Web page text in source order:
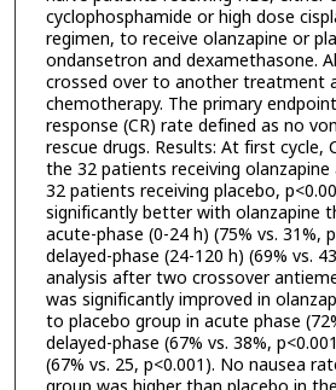
cyclophosphamide or high dose
regimen, to receive olanzapine or
ondansetron and dexamethasone.
crossed over to another treatment
chemotherapy. The primary
response (CR) rate defined as no
rescue drugs. Results: At first cycle,
the 32 patients receiving
32 patients receiving placebo,
significantly better with olanzapine
acute-phase (0-24 h) (75% vs. 31%,
delayed-phase (24-120 h) (69% vs.
analysis after two crossover
was significantly improved in
to placebo group in acute phase
delayed-phase (67% vs. 38%,
(67% vs. 25, p<0.001). No nausea